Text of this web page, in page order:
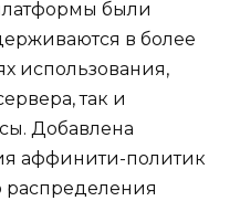
были
в более
использования,
так и
Добавлена
аффинити-политик
распределения